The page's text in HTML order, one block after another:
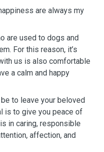
are always my
are used to dogs and
For this reason, it’s
us is also comfortable
a calm and happy
to leave your beloved
is to give you peace of
in caring, responsible
affection, and